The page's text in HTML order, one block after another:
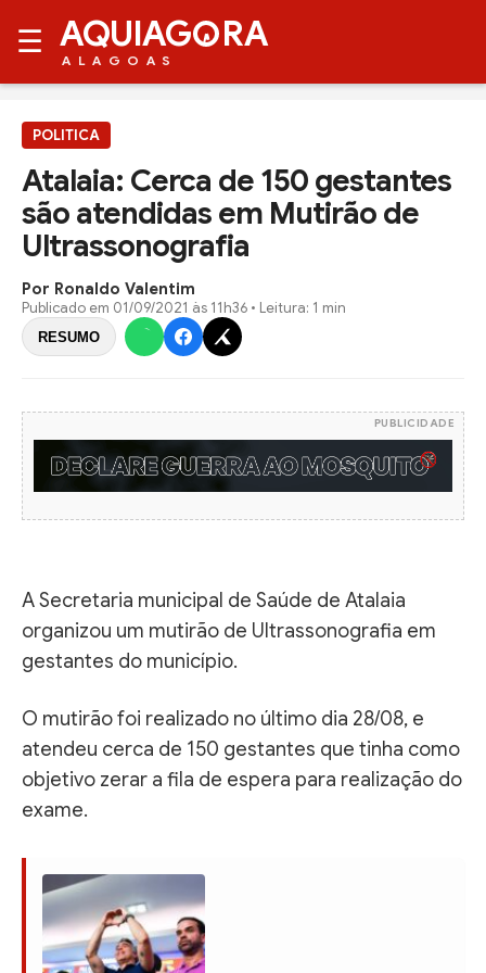
☰ AQUIAG RA
ALAGOAS
POLITICA
Atalaia: Cerca de 150 gestantes
são atendidas em Mutirão de
Ultrassonografia
Por Ronaldo Valentim
Publicado em 01/09/2021 às 11h36 • Leitura: 1 min
RESUMO
PUBLICIDADE
A Secretaria municipal de Saúde de Atalaia
organizou um mutirão de Ultrassonografia em
gestantes do município.
O mutirão foi realizado no último dia 28/08, e
atendeu cerca de 150 gestantes que tinha como
objetivo zerar a fila de espera para realização do
exame.